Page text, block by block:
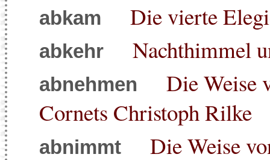
abkam Die vierte
abkehr Nachthimmel
abnehmen
Die Weise
Cornets Christoph Rilke
abnimmt
Die Weise